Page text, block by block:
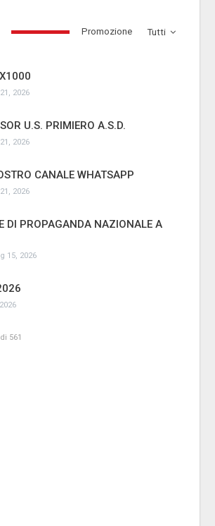
Tutti
­Promozione
2026
U.S. PRIMIERO A.S.D.
2026
CANALE WHATSAPP
2026
DI PROPAGANDA NAZIONALE A
15, 2026
561